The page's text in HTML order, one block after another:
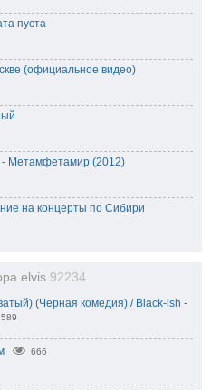
пуста
(официальное видео)
- Метамфетамир (2012)
на концерты по Сибири
elvis 92234
(Черная комедия) / Black-ish -
589
666